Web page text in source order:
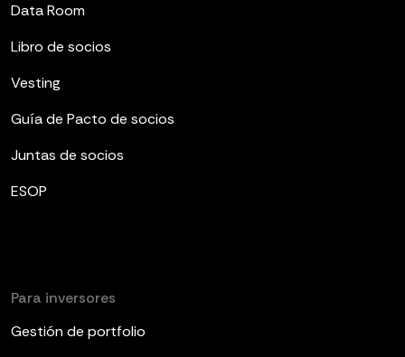
Data Room
Libro de socios
Vesting
Guía de Pacto de socios
Juntas de socios
ESOP
Para inversores
Gestión de portfolio